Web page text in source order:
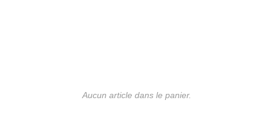
Aucun article dans le panier.